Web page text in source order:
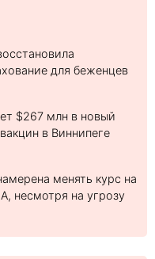
для беженцев
$267 млн в новый
в Виннипеге
менять курс на
несмотря на угрозу